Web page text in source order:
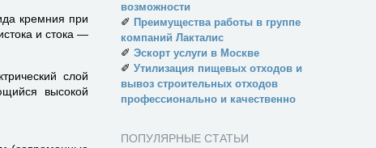
кремния при
и стока —
слой
высокой
возможности
✐ Преимущества работы в группе
компаний Лакталис
✐ Эскорт услуги в Москве
✐ Утилизация пищевых отходов и
вывоз строительных отходов
профессионально и качественно
ПОПУЛЯРНЫЕ СТАТЬИ